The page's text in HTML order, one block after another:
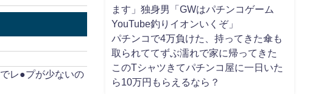
レ●プが少ないの
ます」独身男「GWはパチンコゲーム
YouTube釣りイオンいくぞ」
パチンコで4万負けた、持ってきた傘も
取られててずぶ濡れで家に帰ってきた
このTシャツきてパチンコ屋に一日いた
ら10万円もらえるなら？